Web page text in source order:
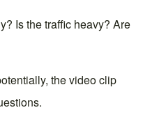
Is the traffic heavy? Are
the video clip